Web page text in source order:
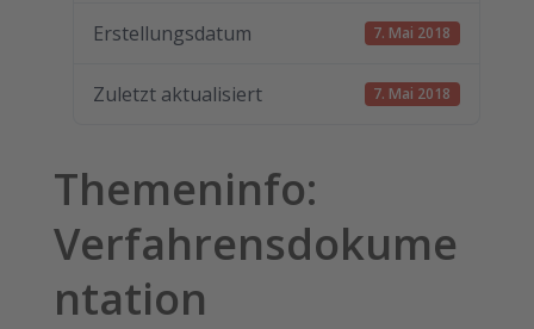
Erstellungsdatum 7. Mai 2018
Zuletzt aktualisiert 7. Mai 2018
Themeninfo:
Verfahrensdokume
ntation